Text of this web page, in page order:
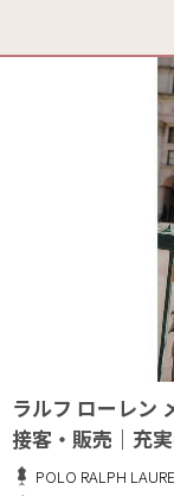
ラルフ ローレン
接客・販売｜充
POLO RALPH